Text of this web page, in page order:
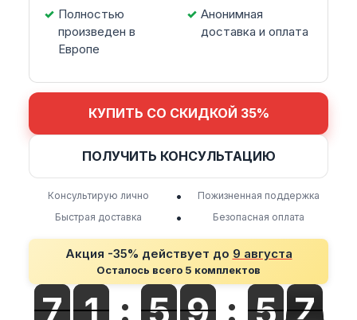
Полностью
произведен в
Европе
Анонимная
доставка и оплата
КУПИТЬ СО СКИДКОЙ 35%
ПОЛУЧИТЬ КОНСУЛЬТАЦИЮ
Консультирую лично •
Пожизненная поддержка
Быстрая доставка
• Безопасная оплата
Акция -35% действует до 9 августа
Осталось всего 5 комплектов